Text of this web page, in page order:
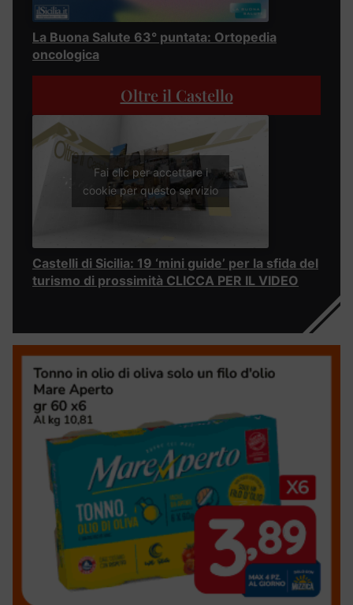
La Buona Salute 63° puntata: Ortopedia
oncologica
Oltre il Castello
Fai clic per accettare i
cookie per questo servizio
Castelli di Sicilia: 19 ‘mini guide’ per la sfida del
turismo di prossimità CLICCA PER IL VIDEO